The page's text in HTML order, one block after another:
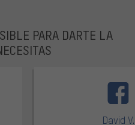
PARA DARTE LA
David V.